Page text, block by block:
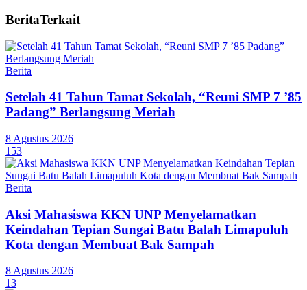
BeritaTerkait
Berita
Setelah 41 Tahun Tamat Sekolah, “Reuni SMP 7 ’85
Padang” Berlangsung Meriah
8 Agustus 2026
153
Berita
Aksi Mahasiswa KKN UNP Menyelamatkan
Keindahan Tepian Sungai Batu Balah Limapuluh
Kota dengan Membuat Bak Sampah
8 Agustus 2026
13